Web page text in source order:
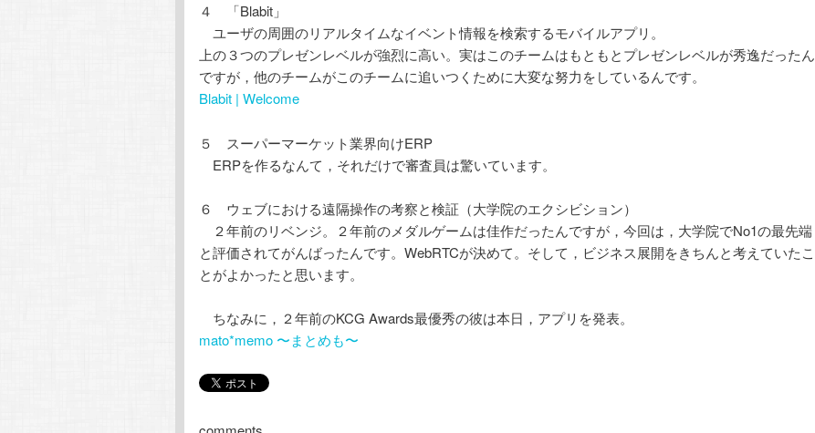
４ 「Blabit」
ユーザの周囲のリアルタイムなイベント情報を検索するモバイルアプリ。
上の３つのプレゼンレベルが強烈に高い。実はこのチームはもともとプレゼンレベルが秀逸だったん
ですが，他のチームがこのチームに追いつくために大変な努力をしているんです。
Blabit | Welcome
５ スーパーマーケット業界向けERP
ERPを作るなんて，それだけで審査員は驚いています。
６ ウェブにおける遠隔操作の考察と検証（大学院のエクシビション）
２年前のリベンジ。２年前のメダルゲームは佳作だったんですが，今回は，大学院でNo1の最先端
と評価されてがんばったんです。WebRTCが決めて。そして，ビジネス展開をきちんと考えていたこ
とがよかったと思います。
ちなみに，２年前のKCG Awards最優秀の彼は本日，アプリを発表。
mato*memo 〜まとめも〜